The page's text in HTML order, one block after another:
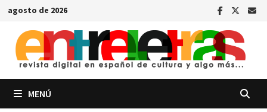
Saltar
contenido
agosto de 2026
MENÚ